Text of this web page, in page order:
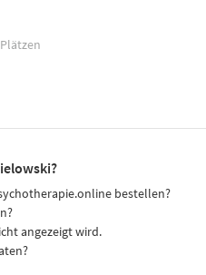
bestellen?
angezeigt wird.